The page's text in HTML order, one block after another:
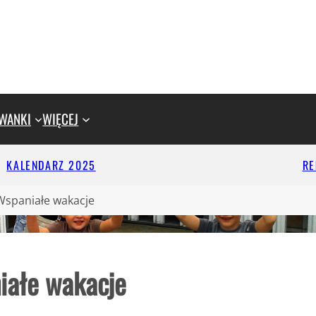
WIĘCEJ
KALENDARZ 2025
wakacje
wakacje